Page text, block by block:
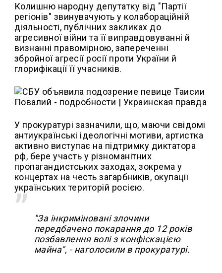
Колишню народну депутатку від "Партії
регіонів" звинувачують у колабораційній
діяльності, публічних закликах до
агресивної війни та її виправдовуванні й
визнанні правомірною, запереченні
збройної агресії росії проти України й
глорифікації її учасників.
У прокуратурі зазначили, що, маючи свідомі
антиукраїнські ідеологічні мотиви, артистка
активно виступає на підтримку диктатора
рф, бере участь у різноманітних
пропагандистських заходах, зокрема у
концертах на честь загарбників, окупації
українських територій росією.
"За інкриміновані злочини
передбачено покарання до 12 років
позбавлення волі з конфіскацією
майна", - наголосили в прокуратурі.